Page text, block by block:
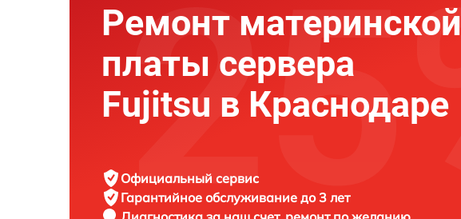
Ремонт материнской
платы сервера
Fujitsu в Краснодаре
Официальный сервис
Гарантийное обслуживание до 3 лет